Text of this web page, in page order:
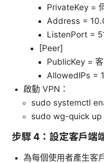
PrivateKey =
Address =
ListenPort =
[Peer]
PublicKey =
AllowedIPs =
啟動 VPN：
sudo systemctl
sudo wg-quick up
步驟 4：設定客戶端
為每個使用者產生客